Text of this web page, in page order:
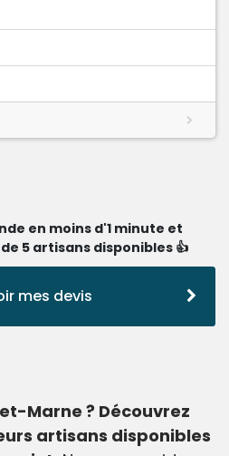
en moins d'1 minute et
5 artisans disponibles 👍
mes devis
Marne ? Découvrez
artisans disponibles